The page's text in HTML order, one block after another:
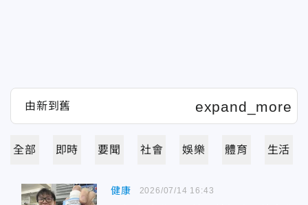
全部 即時 要聞 社會 娛樂 體育 生活
健康 2026/07/14 16:43